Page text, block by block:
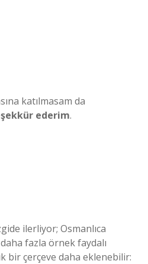
katılmasam da
ederim.
ilerliyor; Osmanlıca
fazla örnek faydalı
bir çerçeve daha eklenebilir: